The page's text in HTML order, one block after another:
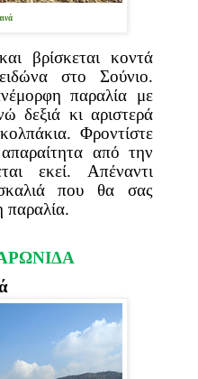
βρίσκεται κοντά
στο Σούνιο.
παραλία με
δεξιά κι αριστερά
Φροντίστε
από την
εκεί. Απέναντι
που θα σας
παραλία.